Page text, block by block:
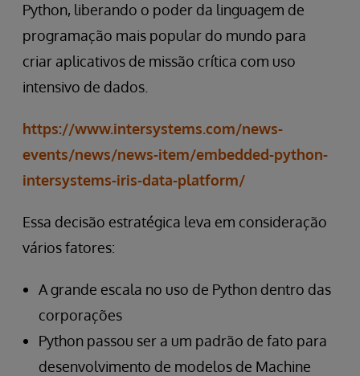
Python, liberando o poder da linguagem de
programação mais popular do mundo para
criar aplicativos de missão crítica com uso
intensivo de dados.
https://www.intersystems.com/news-
events/news/news-item/embedded-python-
intersystems-iris-data-platform/
Essa decisão estratégica leva em consideração
vários fatores:
A grande escala no uso de Python dentro das
corporações
Python passou ser a um padrão de fato para
desenvolvimento de modelos de Machine